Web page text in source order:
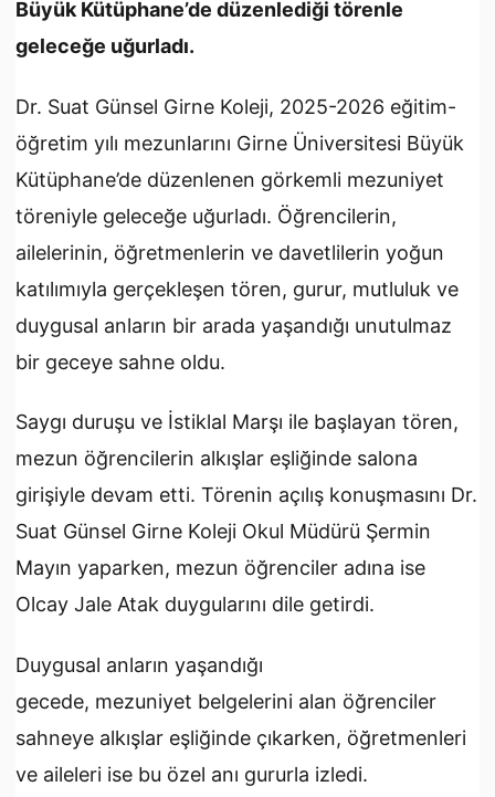
Büyük Kütüphane’de düzenlediği törenle
geleceğe uğurladı.
Dr. Suat Günsel Girne Koleji, 2025-2026 eğitim-
öğretim yılı mezunlarını Girne Üniversitesi Büyük
Kütüphane’de düzenlenen görkemli mezuniyet
töreniyle geleceğe uğurladı. Öğrencilerin,
ailelerinin, öğretmenlerin ve davetlilerin yoğun
katılımıyla gerçekleşen tören, gurur, mutluluk ve
duygusal anların bir arada yaşandığı unutulmaz
bir geceye sahne oldu.
Saygı duruşu ve İstiklal Marşı ile başlayan tören,
mezun öğrencilerin alkışlar eşliğinde salona
girişiyle devam etti. Törenin açılış konuşmasını Dr.
Suat Günsel Girne Koleji Okul Müdürü Şermin
Mayın yaparken, mezun öğrenciler adına ise
Olcay Jale Atak duygularını dile getirdi.
Duygusal anların yaşandığı
gecede, mezuniyet belgelerini alan öğrenciler
sahneye alkışlar eşliğinde çıkarken, öğretmenleri
ve aileleri ise bu özel anı gururla izledi.